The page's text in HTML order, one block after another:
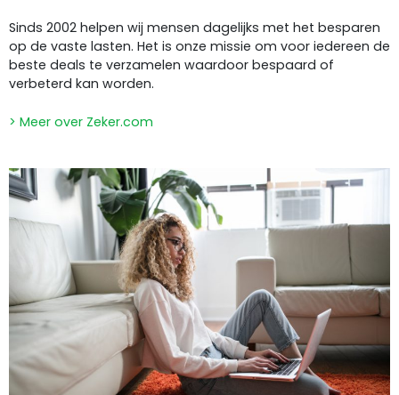
Sinds 2002 helpen wij mensen dagelijks met het besparen
op de vaste lasten. Het is onze missie om voor iedereen de
beste deals te verzamelen waardoor bespaard of
verbeterd kan worden.
> Meer over Zeker.com